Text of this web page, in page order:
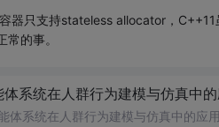
器只支持stateless allocator，C++11
常的事。
系统在人群行为建模与仿真中的
体系统在人群行为建模与仿真中的应